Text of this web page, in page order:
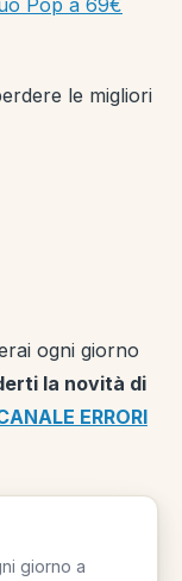
Pop a 69€
le migliori
ogni giorno
la novità di
ERRORI
giorno a